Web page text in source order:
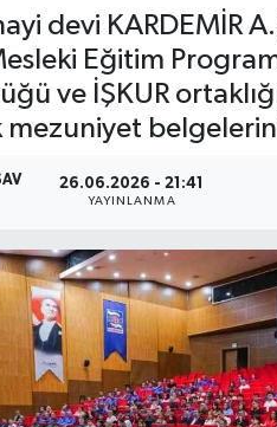
devi
Eğitim
ve İŞKUR
26.06.2026 - 21:41
YAYINLANMA